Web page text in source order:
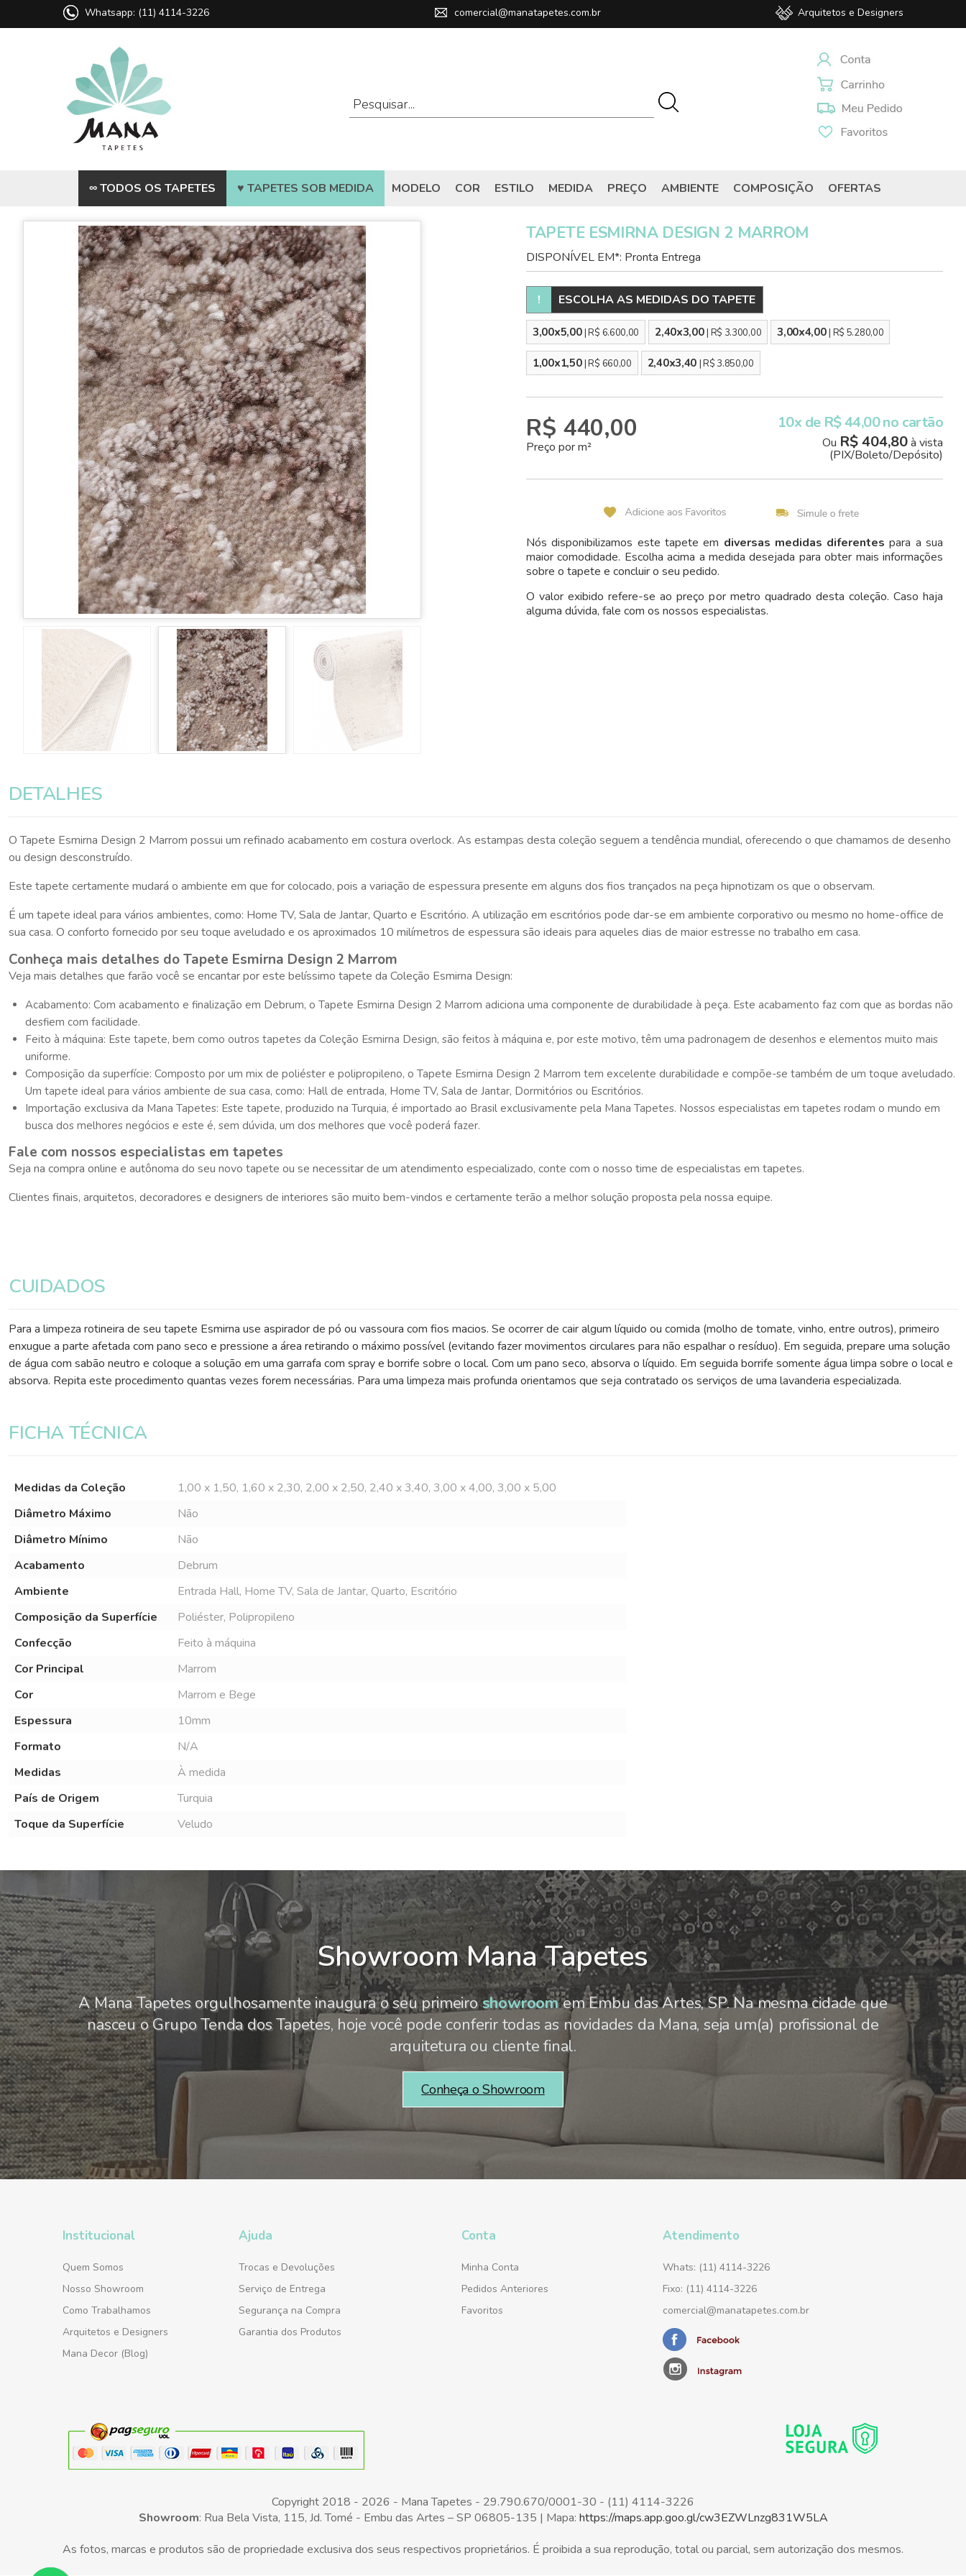
Whatsapp: (11) 4114-3226 comercial@manatapetes.com.br Arquitetos e Designers
∞ TODOS OS TAPETES ♥ TAPETES SOB MEDIDA MODELO COR ESTILO MEDIDA PREÇO AMBIENTE COMPOSIÇÃO OFERTAS
TAPETE ESMIRNA DESIGN 2 MARROM
DISPONÍVEL EM*: Pronta Entrega
! ESCOLHA AS MEDIDAS DO TAPETE
3,00x5,00 | R$ 6.600,00 2,40x3,00 | R$ 3.300,00 3,00x4,00 | R$ 5.280,00
1,00x1,50 | R$ 660,00 2,40x3,40 | R$ 3.850,00
R$ 440,00
Preço por m²
10x de R$ 44,00 no cartão
Ou R$ 404,80à vista
(PIX/Boleto/Depósito)
Nós disponibilizamos este tapete em diversas medidas diferentes para a sua
maior comodidade. Escolha acima a medida desejada para obter mais informações
sobre o tapete e concluir o seu pedido.
O valor exibido refere-se ao preço por metro quadrado desta coleção. Caso haja
alguma dúvida, fale com os nossos especialistas.
DETALHES
O Tapete Esmirna Design 2 Marrom possui um refinado acabamento em costura overlock. As estampas desta coleção seguem a tendência mundial, oferecendo o que chamamos de desenho
ou design desconstruído.
Este tapete certamente mudará o ambiente em que for colocado, pois a variação de espessura presente em alguns dos fios trançados na peça hipnotizam os que o observam.
É um tapete ideal para vários ambientes, como: Home TV, Sala de Jantar, Quarto e Escritório. A utilização em escritórios pode dar-se em ambiente corporativo ou mesmo no home-office de
sua casa. O conforto fornecido por seu toque aveludado e os aproximados 10 milímetros de espessura são ideais para aqueles dias de maior estresse no trabalho em casa.
Conheça mais detalhes do Tapete Esmirna Design 2 Marrom
Veja mais detalhes que farão você se encantar por este belíssimo tapete da Coleção Esmirna Design:
Acabamento: Com acabamento e finalização em Debrum, o Tapete Esmirna Design 2 Marrom adiciona uma componente de durabilidade à peça. Este acabamento faz com que as bordas não
desfiem com facilidade.
Feito à máquina: Este tapete, bem como outros tapetes da Coleção Esmirna Design, são feitos à máquina e, por este motivo, têm uma padronagem de desenhos e elementos muito mais
uniforme.
Composição da superfície: Composto por um mix de poliéster e polipropileno, o Tapete Esmirna Design 2 Marrom tem excelente durabilidade e compõe-se também de um toque aveludado.
Um tapete ideal para vários ambiente de sua casa, como: Hall de entrada, Home TV, Sala de Jantar, Dormitórios ou Escritórios.
Importação exclusiva da Mana Tapetes: Este tapete, produzido na Turquia, é importado ao Brasil exclusivamente pela Mana Tapetes. Nossos especialistas em tapetes rodam o mundo em
busca dos melhores negócios e este é, sem dúvida, um dos melhores que você poderá fazer.
Fale com nossos especialistas em tapetes
Seja na compra online e autônoma do seu novo tapete ou se necessitar de um atendimento especializado, conte com o nosso time de especialistas em tapetes.
Clientes finais, arquitetos, decoradores e designers de interiores são muito bem-vindos e certamente terão a melhor solução proposta pela nossa equipe.
CUIDADOS
Para a limpeza rotineira de seu tapete Esmirna use aspirador de pó ou vassoura com fios macios. Se ocorrer de cair algum líquido ou comida (molho de tomate, vinho, entre outros), primeiro
enxugue a parte afetada com pano seco e pressione a área retirando o máximo possível (evitando fazer movimentos circulares para não espalhar o resíduo). Em seguida, prepare uma solução
de água com sabão neutro e coloque a solução em uma garrafa com spray e borrife sobre o local. Com um pano seco, absorva o líquido. Em seguida borrife somente água limpa sobre o local e
absorva. Repita este procedimento quantas vezes forem necessárias. Para uma limpeza mais profunda orientamos que seja contratado os serviços de uma lavanderia especializada.
FICHA TÉCNICA
Medidas da Coleção
1,00 x 1,50, 1,60 x 2,30, 2,00 x 2,50, 2,40 x 3,40, 3,00 x 4,00, 3,00 x 5,00
Diâmetro Máximo
Não
Diâmetro Mínimo
Não
Acabamento
Debrum
Ambiente
Entrada Hall, Home TV, Sala de Jantar, Quarto, Escritório
Composição da Superfície
Poliéster, Polipropileno
Confecção
Feito à máquina
Cor Principal
Marrom
Cor
Marrom e Bege
Espessura
10mm
Formato
N/A
Medidas
À medida
País de Origem
Turquia
Toque da Superfície
Veludo
Showroom Mana Tapetes
A Mana Tapetes orgulhosamente inaugura o seu primeiroshowroomem Embu das Artes, SP. Na mesma cidade que
nasceu o Grupo Tenda dos Tapetes, hoje você pode conferir todas as novidades da Mana, seja um(a) profissional de
arquitetura ou cliente final.
Conheça o Showroom
Institucional
Quem Somos
Nosso Showroom
Como Trabalhamos
Arquitetos e Designers
Mana Decor (Blog)
Ajuda
Trocas e Devoluções
Serviço de Entrega
Segurança na Compra
Garantia dos Produtos
Conta
Minha Conta
Pedidos Anteriores
Favoritos
Atendimento
Whats: (11) 4114-3226
Fixo: (11) 4114-3226
comercial@manatapetes.com.br
Copyright 2018 - 2026 - Mana Tapetes - 29.790.670/0001-30 - (11) 4114-3226
Showroom: Rua Bela Vista, 115, Jd. Tomé - Embu das Artes – SP 06805-135 | Mapa: https://maps.app.goo.gl/cw3EZWLnzg831W5LA
As fotos, marcas e produtos são de propriedade exclusiva dos seus respectivos proprietários. É proibida a sua reprodução, total ou parcial, sem autorização dos mesmos.